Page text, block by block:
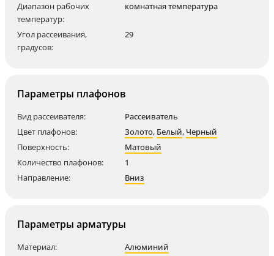
Диапазон рабочих
температур:
комнатная температура
Угол рассеивания,
градусов:
29
Параметры плафонов
Вид рассеивателя:
Рассеиватель
Цвет плафонов:
Золото, Белый, Черный
Поверхность:
Матовый
Количество плафонов:
1
Направление:
Вниз
Параметры арматуры
Материал:
Алюминий